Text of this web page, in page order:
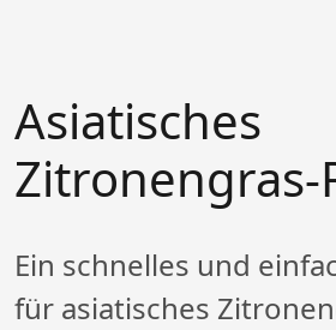
Asiatisches
Zitronengras-
Ein schnelles und
für asiatisches